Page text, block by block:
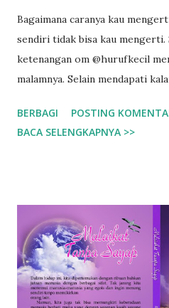
Bagaimana caranya kau
sendiri tidak bisa kau mengerti.
ketenangan om @hurufkecil
malamnya. Selain mendapati
Karena aku tahu dia malas untuk
berusaha mencari kalimat untuk
yang keluar dari bibirku yang
berhubungan dengan apa yang
berfikir dalam mengeluarkan
saja hingga saat akhir suara itu
sangat salah. Salah satu
BERBAGI
POSTING
BACA SELENGKAPNYA >>